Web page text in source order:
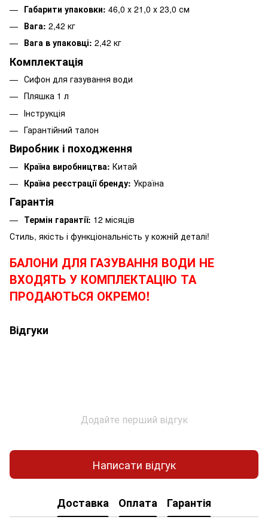
Габарити упаковки: 46,0 х 21,0 х 23,0 см
Вага: 2,42 кг
Вага в упаковці: 2,42 кг
Комплектація
Сифон для газування води
Пляшка 1 л
Інструкція
Гарантійний талон
Виробник і походження
Країна виробництва: Китай
Країна реєстрації бренду: Україна
Гарантія
Термін гарантії: 12 місяців
Стиль, якість і функціональність у кожній деталі!
БАЛОНИ ДЛЯ ГАЗУВАННЯ ВОДИ НЕ
ВХОДЯТЬ У КОМПЛЕКТАЦІЮ ТА
ПРОДАЮТЬСЯ ОКРЕМО!
Відгуки
Додайте перший відгук
Написати відгук
Доставка Оплата Гарантія